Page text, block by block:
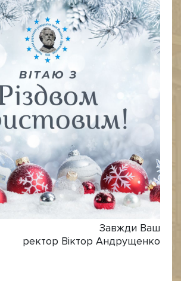
Завжди Ваш
ректор Віктор Андрущенко